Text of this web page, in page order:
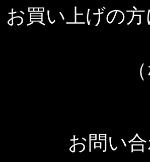
お買い上げの
お問い